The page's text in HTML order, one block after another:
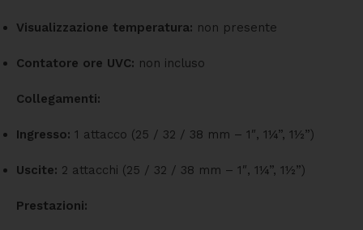
Visualizzazione temperatura: non presente
Contatore ore UVC: non incluso
Collegamenti:
Ingresso: 1 attacco (25 / 32 / 38 mm – 1″, 1¼”, 1½”)
Uscite: 2 attacchi (25 / 32 / 38 mm – 1″, 1¼”, 1½”)
Prestazioni: